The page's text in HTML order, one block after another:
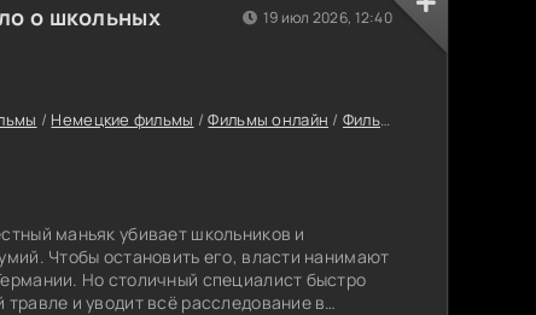
о школьных
/ Немецкие фильмы /Фильмы онлайн / Фильмы 2026
маньяк убивает школьников и
Чтобы остановить его, власти нанимают
Но столичный специалист быстро
и уводит всё расследование в
19 июл 2026, 12:40